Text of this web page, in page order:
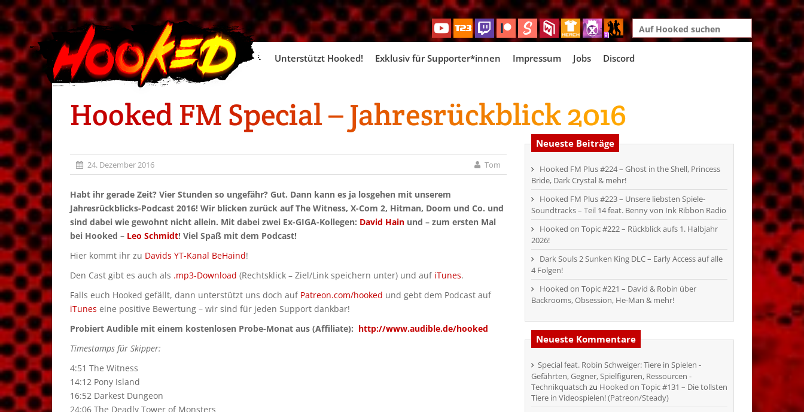
Search
for:
Skip
Unterstützt Hooked! Exklusiv für Supporter*innen Impressum Jobs Discord
Hooked FM Special – Jahresrückblick 2016
24. Dezember 2016 Tom
Habt ihr gerade Zeit? Vier Stunden so ungefähr? Gut. Dann kann es ja losgehen mit unserem
Jahresrückblicks-Podcast 2016! Wir blicken zurück auf The Witness, X-Com 2, Hitman, Doom und Co. und
sind dabei wie gewohnt nicht allein. Mit dabei zwei Ex-GIGA-Kollegen: David Hain und – zum ersten Mal
bei Hooked – Leo Schmidt! Viel Spaß mit dem Podcast!
Hier kommt ihr zu Davids YT-Kanal BeHaind!
Den Cast gibt es auch als .mp3-Download (Rechtsklick – Ziel/Link speichern unter) und auf iTunes.
Falls euch Hooked gefällt, dann unterstützt uns doch auf Patreon.com/hooked und gebt dem Podcast auf
iTunes eine positive Bewertung – wir sind für jeden Support dankbar!
Probiert Audible mit einem kostenlosen Probe-Monat aus (Affiliate): http://www.audible.de/hooked
Timestamps für Skipper:
4:51 The Witness
14:12 Pony Island
16:52 Darkest Dungeon
24:06 The Deadly Tower of Monsters
Neueste Beiträge
Hooked FM Plus #224 – Ghost in the Shell, Princess
Bride, Dark Crystal & mehr!
Hooked FM Plus #223 – Unsere liebsten Spiele-
Soundtracks – Teil 14 feat. Benny von Ink Ribbon Radio
Hooked on Topic #222 – Rückblick aufs 1. Halbjahr
2026!
Dark Souls 2 Sunken King DLC – Early Access auf alle
4 Folgen!
Hooked on Topic #221 – David & Robin über
Backrooms, Obsession, He-Man & mehr!
Neueste Kommentare
Special feat. Robin Schweiger: Tiere in Spielen -
Gefährten, Gegner, Spielfiguren, Ressourcen -
Technikquatsch zu Hooked on Topic #131 – Die tollsten
Tiere in Videospielen! (Patreon/Steady)